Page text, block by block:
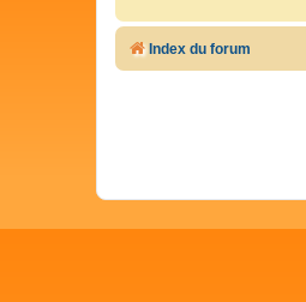
Index du forum